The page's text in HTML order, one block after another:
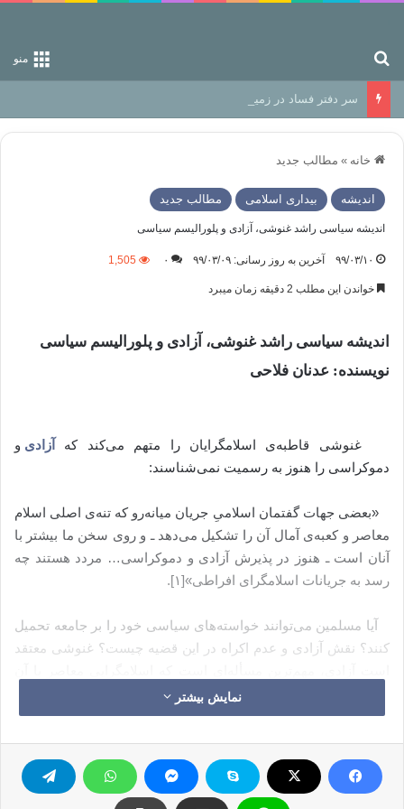
منو
سر دفتر فساد در زمین‌، دوری وکناره‌گیری از راه خداست‌!
خانه » مطالب جدید
اندیشه بیداری اسلامی مطالب جدید
اندیشه سیاسی راشد غنوشی، آزادی و پلورالیسم سیاسی
۹۹/۰۳/۱۰ آخرین به روز رسانی: ۹۹/۰۳/۰۹ ۰ 1,505
خواندن این مطلب 2 دقیقه زمان میبرد
اندیشه سیاسی راشد غنوشی، آزادی و پلورالیسم سیاسی
نویسنده: عدنان فلاحی
غنوشی قاطبه‌ی اسلامگرایان را متهم می‌کند که آزادی و
دموکراسی را هنوز به رسمیت نمی‌شناسند:
«بعضی جهات گفتمان اسلامیِ جریان میانه‌رو که تنه‌ی اصلی اسلام
معاصر و کعبه‌ی آمال آن را تشکیل می‌دهد ـ و روی سخن ما بیشتر با
آنان است ـ هنوز در پذیرش آزادی و دموکراسی… مردد هستند چه
رسد به جریانات اسلامگرای افراطی»[۱].
آیا مسلمین می‌توانند خواسته‌های سیاسی خود را بر جامعه تحمیل
کنند؟ نقش آزادی و عدم اکراه در این قضیه چیست؟ غنوشی معتقد
روبروست. او می‌نویسد: «نخستین معرکه‌ی بیداری اسلامی و جنبش
اسلامی معاصر، معرکه‌ی آزادی است. بر تمام اسلام‌دوستان واجب
دهند؛ چراکه آزادی، اجتناب‌ناپذیر و بی‌بدیل است»[۲].
دیدگاه غنوشی درباره‌ی آزادی، خودبه‌خود موضع وی در برابر
نمایش بیشتر